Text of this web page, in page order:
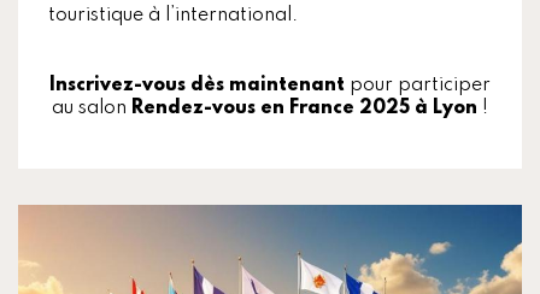
touristique à l’international.
Inscrivez-vous dès maintenant pour participer
au salon Rendez-vous en France 2025 à Lyon !